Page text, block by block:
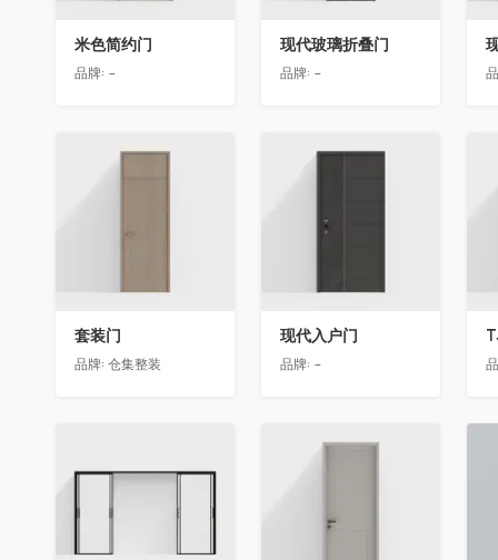
米色简约门
品牌: -
现代玻璃折叠门
品牌: -
收藏
套装门
品牌: 仓集整装
收藏
现代入户门
品牌: -
收藏